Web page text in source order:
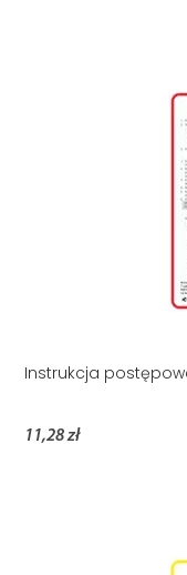
Instrukcja
11,28 zł